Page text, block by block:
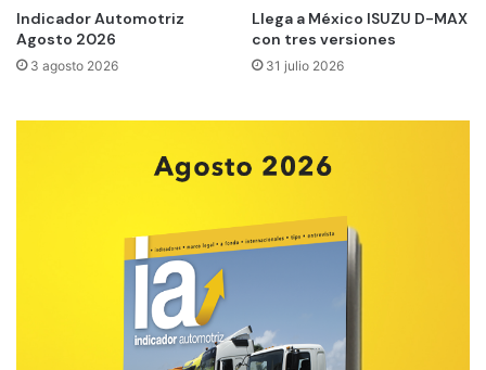
Indicador Automotriz
Agosto 2026
3 agosto 2026
Llega a México ISUZU D-MAX
con tres versiones
31 julio 2026